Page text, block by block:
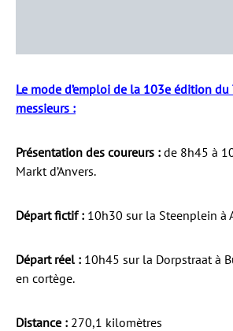
Le mode d’emploi de la 103e édition du
messieurs :
Présentation des coureurs : de 8h45 à
Markt d’Anvers.
Départ fictif : 10h30 sur la Steenplein à
Départ réel : 10h45 sur la Dorpstraat à
en cortège.
Distance : 270,1 kilomètres